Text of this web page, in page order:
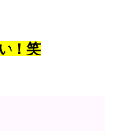
！笑